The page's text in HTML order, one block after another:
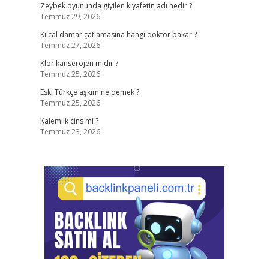
Zeybek oyununda giyilen kıyafetin adı nedir ?
Temmuz 29, 2026
Kılcal damar çatlamasına hangi doktor bakar ?
Temmuz 27, 2026
Klor kanserojen midir ?
Temmuz 25, 2026
Eski Türkçe aşkım ne demek ?
Temmuz 25, 2026
Kalemlik cins mi ?
Temmuz 23, 2026